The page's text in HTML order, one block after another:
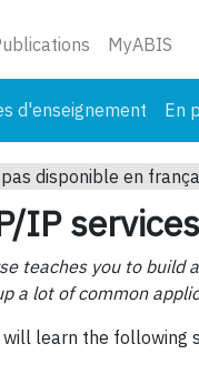
MyABIS
d'enseignement En
disponible en
IP
teaches you to build
a lot of common
will learn the following